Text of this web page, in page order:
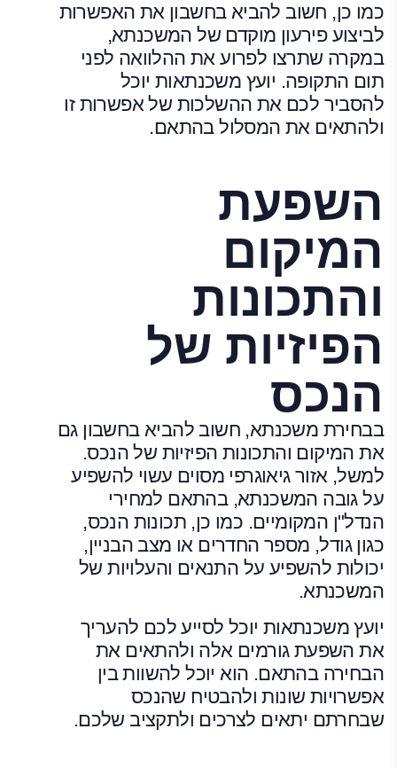
כמו כן, חשוב להביא בחשבון את האפשרות
לביצוע פירעון מוקדם של המשכנתא,
במקרה שתרצו לפרוע את ההלוואה לפני
תום התקופה. יועץ משכנתאות יוכל
להסביר לכם את ההשלכות של אפשרות זו
ולהתאים את המסלול בהתאם.
השפעת
המיקום
והתכונות
הפיזיות של
הנכס
בבחירת משכנתא, חשוב להביא בחשבון גם
את המיקום והתכונות הפיזיות של הנכס.
למשל, אזור גיאוגרפי מסוים עשוי להשפיע
על גובה המשכנתא, בהתאם למחירי
הנדל"ן המקומיים. כמו כן, תכונות הנכס,
כגון גודל, מספר החדרים או מצב הבניין,
יכולות להשפיע על התנאים והעלויות של
המשכנתא.
יועץ משכנתאות יוכל לסייע לכם להעריך
את השפעת גורמים אלה ולהתאים את
הבחירה בהתאם. הוא יוכל להשוות בין
אפשרויות שונות ולהבטיח שהנכס
שבחרתם יתאים לצרכים ולתקציב שלכם.